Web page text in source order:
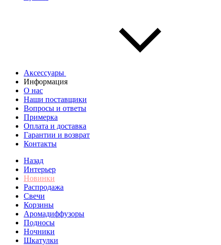
Аксессуары
Информация
О нас
Наши поставщики
Вопросы и ответы
Примерка
Оплата и доставка
Гарантии и возврат
Контакты
Назад
Интерьер
Новинки
Распродажа
Свечи
Корзины
Аромадиффузоры
Подносы
Ночники
Шкатулки